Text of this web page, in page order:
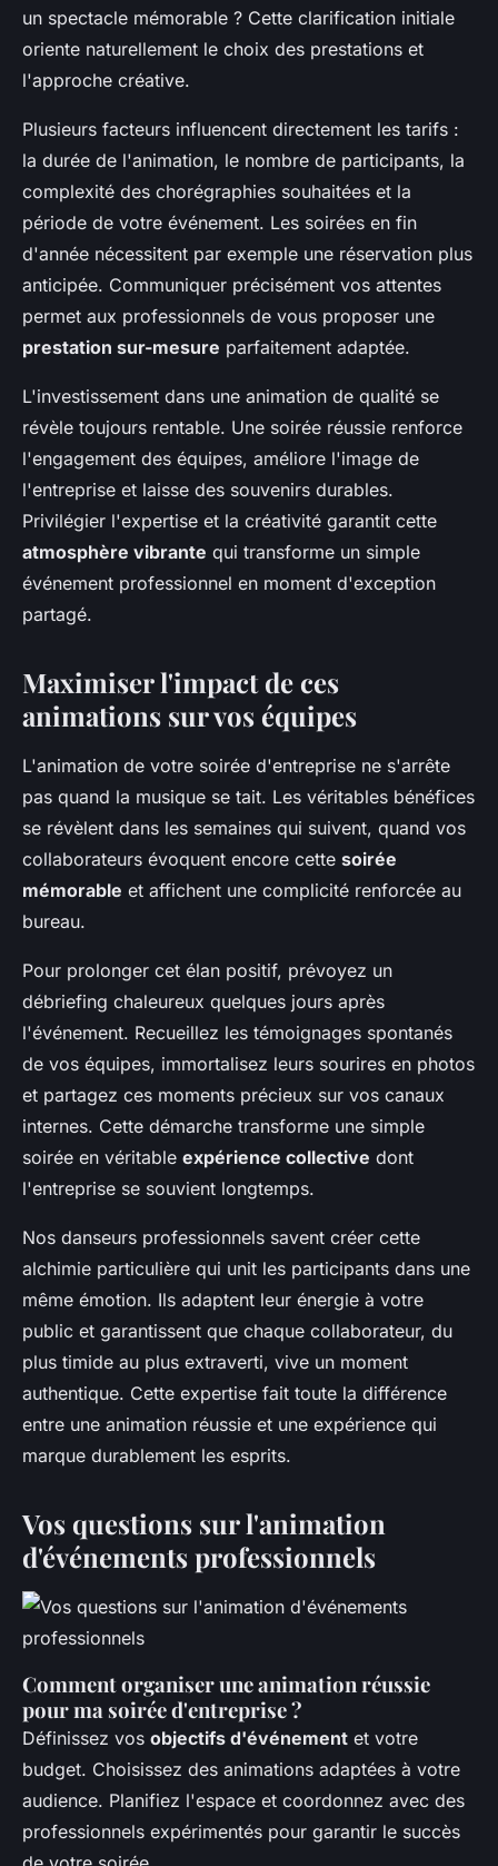
un spectacle mémorable ? Cette clarification initiale
oriente naturellement le choix des prestations et
l'approche créative.
Plusieurs facteurs influencent directement les tarifs :
la durée de l'animation, le nombre de participants, la
complexité des chorégraphies souhaitées et la
période de votre événement. Les soirées en fin
d'année nécessitent par exemple une réservation plus
anticipée. Communiquer précisément vos attentes
permet aux professionnels de vous proposer une
prestation sur-mesure parfaitement adaptée.
L'investissement dans une animation de qualité se
révèle toujours rentable. Une soirée réussie renforce
l'engagement des équipes, améliore l'image de
l'entreprise et laisse des souvenirs durables.
Privilégier l'expertise et la créativité garantit cette
atmosphère vibrante qui transforme un simple
événement professionnel en moment d'exception
partagé.
Maximiser l'impact de ces
animations sur vos équipes
L'animation de votre soirée d'entreprise ne s'arrête
pas quand la musique se tait. Les véritables bénéfices
se révèlent dans les semaines qui suivent, quand vos
collaborateurs évoquent encore cette soirée
mémorable et affichent une complicité renforcée au
bureau.
Pour prolonger cet élan positif, prévoyez un
débriefing chaleureux quelques jours après
l'événement. Recueillez les témoignages spontanés
de vos équipes, immortalisez leurs sourires en photos
et partagez ces moments précieux sur vos canaux
internes. Cette démarche transforme une simple
soirée en véritable expérience collective dont
l'entreprise se souvient longtemps.
Nos danseurs professionnels savent créer cette
alchimie particulière qui unit les participants dans une
même émotion. Ils adaptent leur énergie à votre
public et garantissent que chaque collaborateur, du
plus timide au plus extraverti, vive un moment
authentique. Cette expertise fait toute la différence
entre une animation réussie et une expérience qui
marque durablement les esprits.
Vos questions sur l'animation
d'événements professionnels
Comment organiser une animation réussie
pour ma soirée d'entreprise ?
Définissez vos objectifs d'événement et votre
budget. Choisissez des animations adaptées à votre
audience. Planifiez l'espace et coordonnez avec des
professionnels expérimentés pour garantir le succès